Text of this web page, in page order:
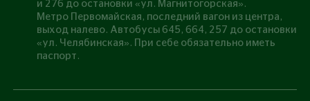
и 276 до остановки «ул. Магнитогорская».
Метро Первомайская, последний вагон из центра,
выход налево. Автобусы 645, 664, 257 до остановки
«ул. Челябинская». При себе обязательно иметь
паспорт.